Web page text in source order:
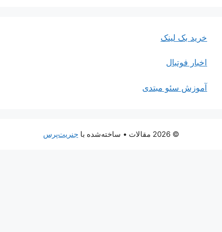
خرید بک لینک
اخبار فوتبال
آموزش سئو مبتدی
• ساخته‌شده باجنریت‌پرس